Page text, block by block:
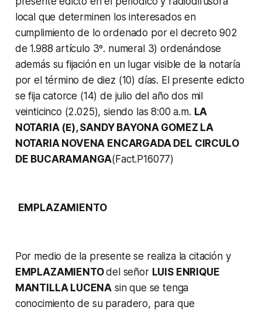
local que determinen los interesados en
cumplimiento de lo ordenado por el decreto 902
de 1.988 artículo 3º. numeral 3) ordenándose
además su fijación en un lugar visible de la notaría
por el término de diez (10) días. El presente edicto
se fija catorce (14) de julio del año dos mil
veinticinco (2.025), siendo las 8:00 a.m. LA
NOTARIA (Ε), SANDY BAYONA GOMEZ LA
NOTARIA NOVENA ENCARGADA DEL CIRCULO
DE BUCARAMANGA(Fact.P16077)
EMPLAZAMIENTO
Por medio de la presente se realiza la citación y
EMPLAZAMIENTOdel señor LUIS ENRIQUE
MANTILLA LUCENA sin que se tenga
conocimiento de su paradero, para que